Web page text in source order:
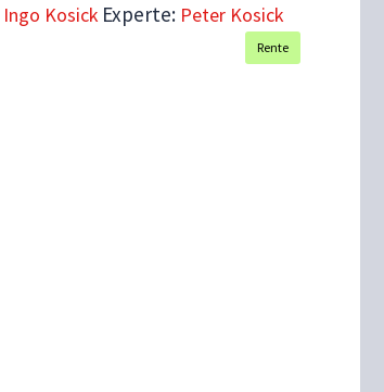
Ingo Kosick Experte: Peter Kosick
Rente